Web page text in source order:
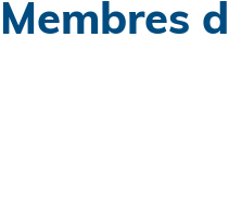
Membres